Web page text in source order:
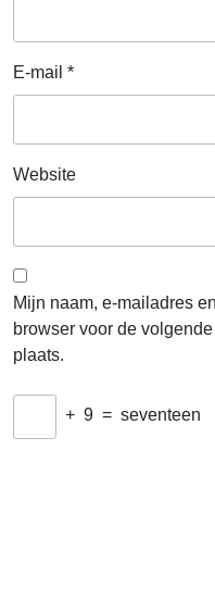
E-mail *
Website
Mijn naam, e-mailadres
browser voor de
plaats.
+ 9 = seventeen